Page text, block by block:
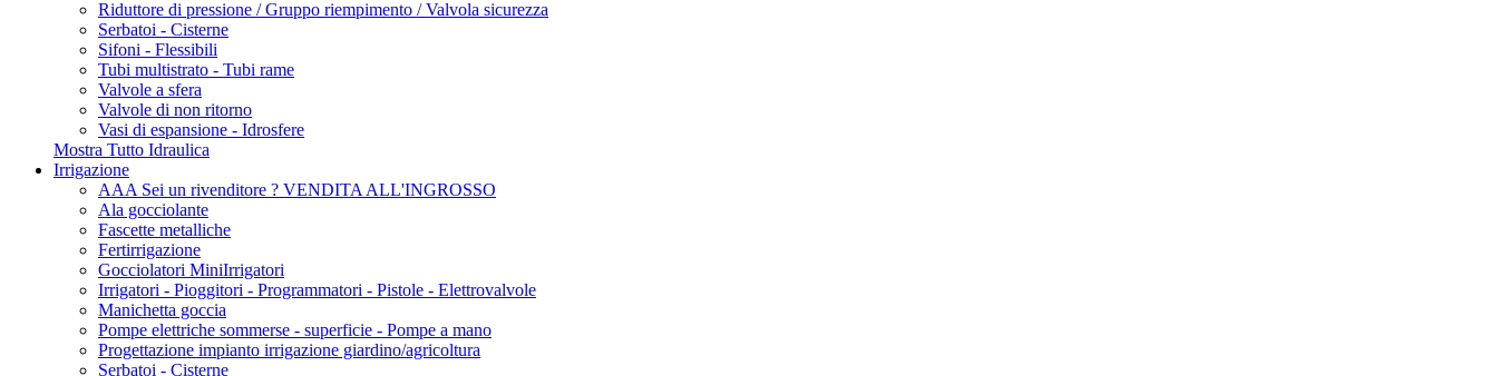
Riduttore di pressione / Gruppo riempimento / Valvola sicurezza
Serbatoi - Cisterne
Sifoni - Flessibili
Tubi multistrato - Tubi rame
Valvole a sfera
Valvole di non ritorno
Vasi di espansione - Idrosfere
Mostra Tutto Idraulica
Irrigazione
AAA Sei un rivenditore ? VENDITA ALL'INGROSSO
Ala gocciolante
Fascette metalliche
Fertirrigazione
Gocciolatori MiniIrrigatori
Irrigatori - Pioggitori - Programmatori - Pistole - Elettrovalvole
Manichetta goccia
Pompe elettriche sommerse - superficie - Pompe a mano
Progettazione impianto irrigazione giardino/agricoltura
Serbatoi - Cisterne